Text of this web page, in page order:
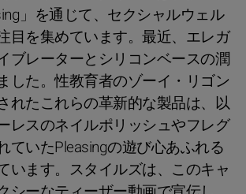
」を通じて、セクシャルウェル
目を集めています。最近、エレガ
ブレーターとシリコンベースの潤
した。性教育者のゾーイ・リゴン
れたこれらの革新的な製品は、以
レスのネイルポリッシュやフレグ
ていたPleasingの遊び心あふれる
います。スタイルズは、このキャ